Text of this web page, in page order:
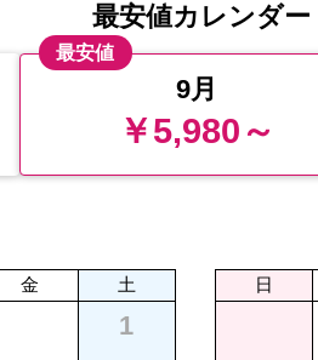
最安値カレンダー
最安値
9月
￥5,980～
金 土
1
日